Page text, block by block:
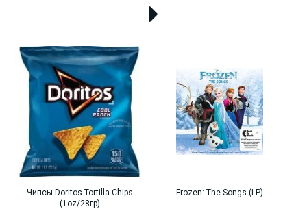
Чипсы Doritos Tortilla Chips
(1oz/28гр)
Frozen: The Songs (LP)